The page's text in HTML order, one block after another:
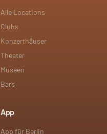
Alle Locations
Clubs
Konzerthäuser
Theater
Museen
Bars
App
App für Berlin